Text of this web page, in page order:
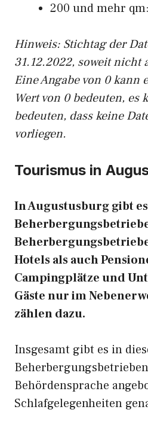
200 und mehr
Hinweis: Stichtag der
31.12.2022, soweit nicht
Eine Angabe von 0 kann
Wert von 0 bedeuten, es
bedeuten, dass keine
vorliegen.
Tourismus in
In Augustusburg gibt
Hotels als auch
Campingplätze und
Gäste nur im
zählen dazu.
Insgesamt gibt es in
Behördensprache
Schlafgelegenheiten